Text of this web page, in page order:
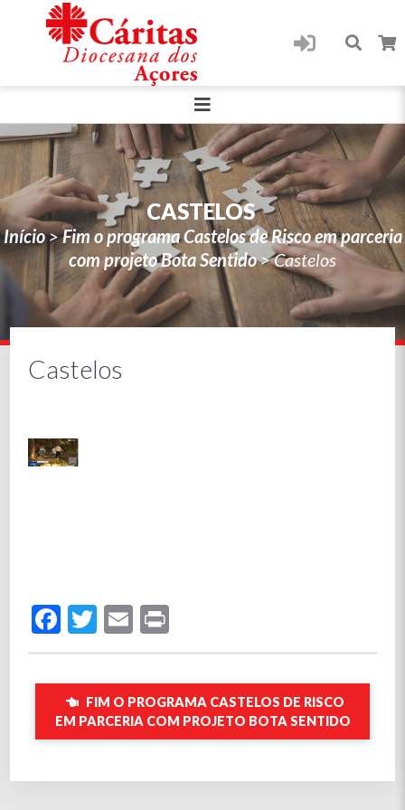
CASTELOS
Início>Fim o programa Castelos de Risco em parceria
com projeto Bota Sentido>Castelos
Castelos
Facebook
Twitter
Email
FIM O PROGRAMA CASTELOS DE RISCO
EM PARCERIA COM PROJETO BOTA SENTIDO